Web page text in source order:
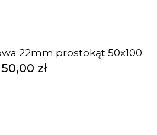
22mm prostokąt 50x100
50,00 zł